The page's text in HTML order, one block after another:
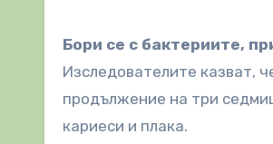
Бори се с бактериите,
Изследователите казват,
продължение на три
кариеси и плака.